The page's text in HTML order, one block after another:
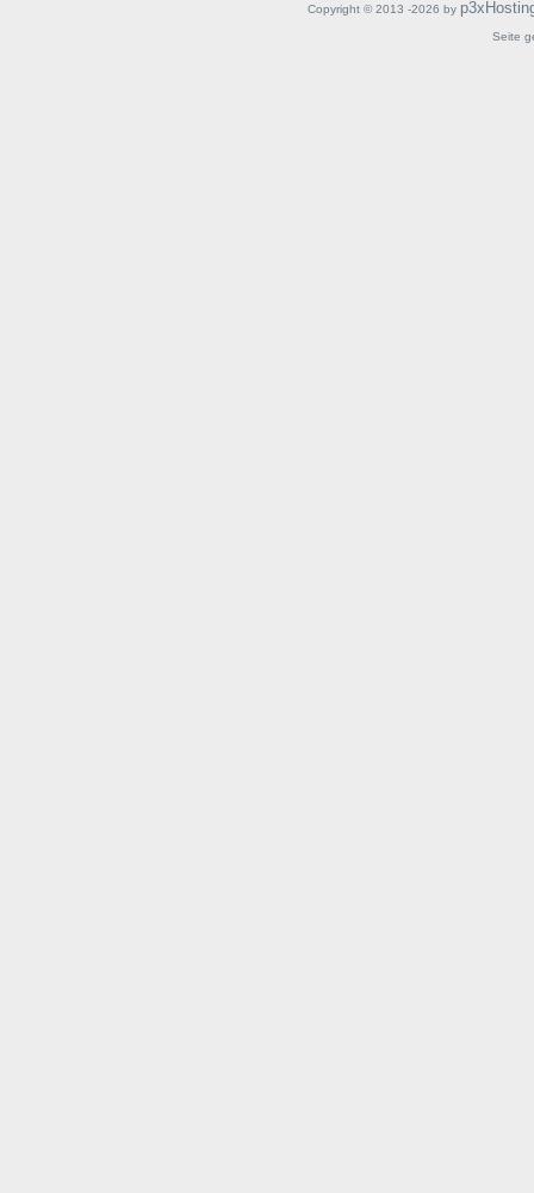
Copyright © 2013 -2026 by
Seite